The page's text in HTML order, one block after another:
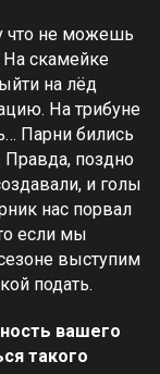
что не можешь
На скамейке
на лёд
На трибуне
Парни бились
Правда, поздно
и голы
нас порвал
если мы
выступим
подать.
вашего
такого